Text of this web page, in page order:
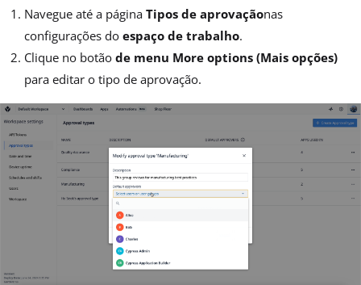
Navegue até a página Tipos de aprovaçãonas
configurações do espaço de trabalho.
Clique no botão de menu More options (Mais opções)
para editar o tipo de aprovação.